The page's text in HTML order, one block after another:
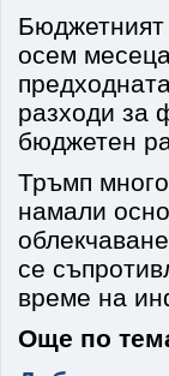
осем
разходи за
бюджетен
Тръмп
намали
се
време на
Още по